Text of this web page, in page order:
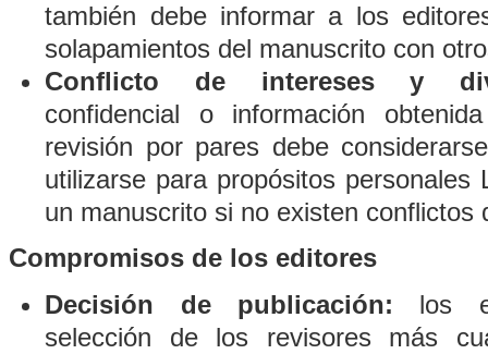
también debe informar a los
solapamientos del manuscrito con
Conflicto de intereses y
confidencial o información
revisión por pares debe
utilizarse para propósitos personales
un manuscrito si no existen conflictos
Compromisos de los editores
Decisión de publicación: los
selección de los revisores más